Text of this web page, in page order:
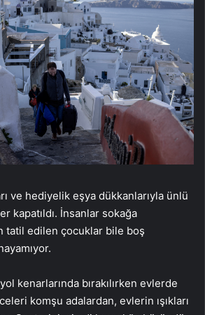
ve hediyelik eşya dükkanlarıyla ünlü
kapatıldı. İnsanlar sokağa
tatil edilen çocuklar bile boş
kenarlarında bırakılırken evlerde
komşu adalardan, evlerin ışıkları